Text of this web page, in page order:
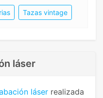
Tazas vintage
láser
láser realizada